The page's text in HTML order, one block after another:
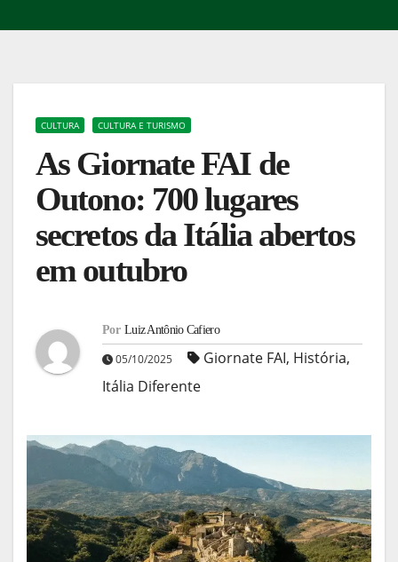
CULTURA CULTURA E TURISMO
As Giornate FAI de
Outono: 700 lugares
secretos da Itália abertos
em outubro
Por Luiz Antônio Cafiero
05/10/2025 Giornate FAI, História,
Itália Diferente